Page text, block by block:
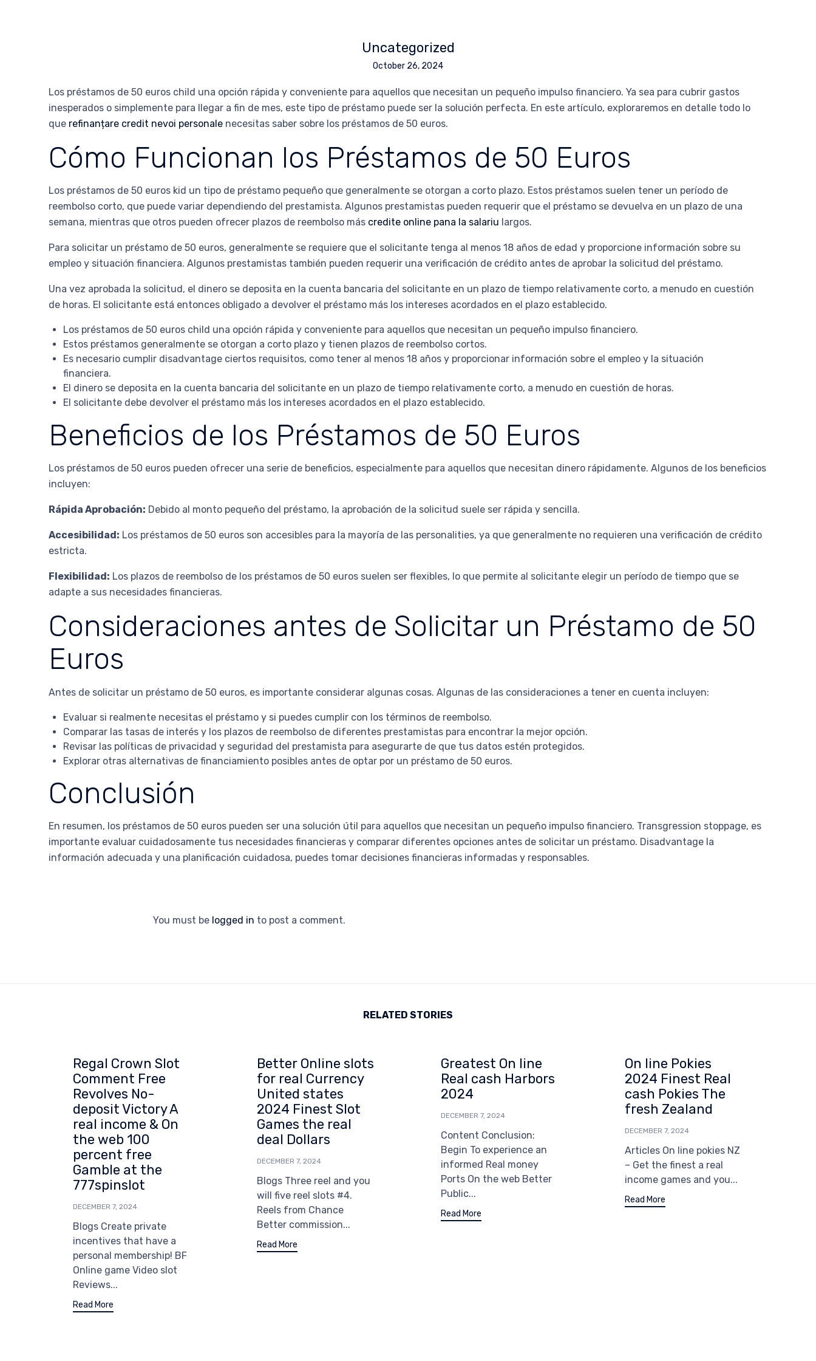
Uncategorized
October 26, 2024
Los préstamos de 50 euros child una opción rápida y conveniente para aquellos que necesitan un pequeño impulso financiero. Ya sea para cubrir gastos
inesperados o simplemente para llegar a fin de mes, este tipo de préstamo puede ser la solución perfecta. En este artículo, exploraremos en detalle todo lo
que refinanțare credit nevoi personale necesitas saber sobre los préstamos de 50 euros.
Cómo Funcionan los Préstamos de 50 Euros
Los préstamos de 50 euros kid un tipo de préstamo pequeño que generalmente se otorgan a corto plazo. Estos préstamos suelen tener un período de
reembolso corto, que puede variar dependiendo del prestamista. Algunos prestamistas pueden requerir que el préstamo se devuelva en un plazo de una
semana, mientras que otros pueden ofrecer plazos de reembolso más credite online pana la salariu largos.
Para solicitar un préstamo de 50 euros, generalmente se requiere que el solicitante tenga al menos 18 años de edad y proporcione información sobre su
empleo y situación financiera. Algunos prestamistas también pueden requerir una verificación de crédito antes de aprobar la solicitud del préstamo.
Una vez aprobada la solicitud, el dinero se deposita en la cuenta bancaria del solicitante en un plazo de tiempo relativamente corto, a menudo en cuestión
de horas. El solicitante está entonces obligado a devolver el préstamo más los intereses acordados en el plazo establecido.
Los préstamos de 50 euros child una opción rápida y conveniente para aquellos que necesitan un pequeño impulso financiero.
Estos préstamos generalmente se otorgan a corto plazo y tienen plazos de reembolso cortos.
Es necesario cumplir disadvantage ciertos requisitos, como tener al menos 18 años y proporcionar información sobre el empleo y la situación
financiera.
El dinero se deposita en la cuenta bancaria del solicitante en un plazo de tiempo relativamente corto, a menudo en cuestión de horas.
El solicitante debe devolver el préstamo más los intereses acordados en el plazo establecido.
Beneficios de los Préstamos de 50 Euros
Los préstamos de 50 euros pueden ofrecer una serie de beneficios, especialmente para aquellos que necesitan dinero rápidamente. Algunos de los beneficios
incluyen:
Rápida Aprobación: Debido al monto pequeño del préstamo, la aprobación de la solicitud suele ser rápida y sencilla.
Accesibilidad: Los préstamos de 50 euros son accesibles para la mayoría de las personalities, ya que generalmente no requieren una verificación de crédito
estricta.
Flexibilidad: Los plazos de reembolso de los préstamos de 50 euros suelen ser flexibles, lo que permite al solicitante elegir un período de tiempo que se
adapte a sus necesidades financieras.
Consideraciones antes de Solicitar un Préstamo de 50
Euros
Antes de solicitar un préstamo de 50 euros, es importante considerar algunas cosas. Algunas de las consideraciones a tener en cuenta incluyen:
Evaluar si realmente necesitas el préstamo y si puedes cumplir con los términos de reembolso.
Comparar las tasas de interés y los plazos de reembolso de diferentes prestamistas para encontrar la mejor opción.
Revisar las políticas de privacidad y seguridad del prestamista para asegurarte de que tus datos estén protegidos.
Explorar otras alternativas de financiamiento posibles antes de optar por un préstamo de 50 euros.
Conclusión
En resumen, los préstamos de 50 euros pueden ser una solución útil para aquellos que necesitan un pequeño impulso financiero. Transgression stoppage, es
importante evaluar cuidadosamente tus necesidades financieras y comparar diferentes opciones antes de solicitar un préstamo. Disadvantage la
información adecuada y una planificación cuidadosa, puedes tomar decisiones financieras informadas y responsables.
You must be logged in to post a comment.
RELATED STORIES
Regal Crown Slot
Comment Free
Revolves No-
deposit Victory A
real income & On
the web 100
percent free
Gamble at the
777spinslot
DECEMBER 7, 2024
Blogs Create private
incentives that have a
personal membership! BF
Online game Video slot
Reviews...
Read More
Better Online slots
for real Currency
United states
2024 Finest Slot
Games the real
deal Dollars
DECEMBER 7, 2024
Blogs Three reel and you
will five reel slots #4.
Reels from Chance
Better commission...
Read More
Greatest On line
Real cash Harbors
2024
DECEMBER 7, 2024
Content Conclusion:
Begin To experience an
informed Real money
Ports On the web Better
Public...
Read More
On line Pokies
2024 Finest Real
cash Pokies The
fresh Zealand
DECEMBER 7, 2024
Articles On line pokies NZ
– Get the finest a real
income games and you...
Read More